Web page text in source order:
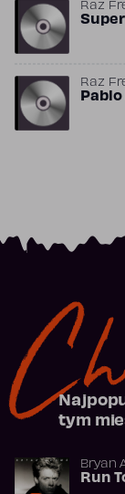
Raz
Raz
tym
Bryan
Run